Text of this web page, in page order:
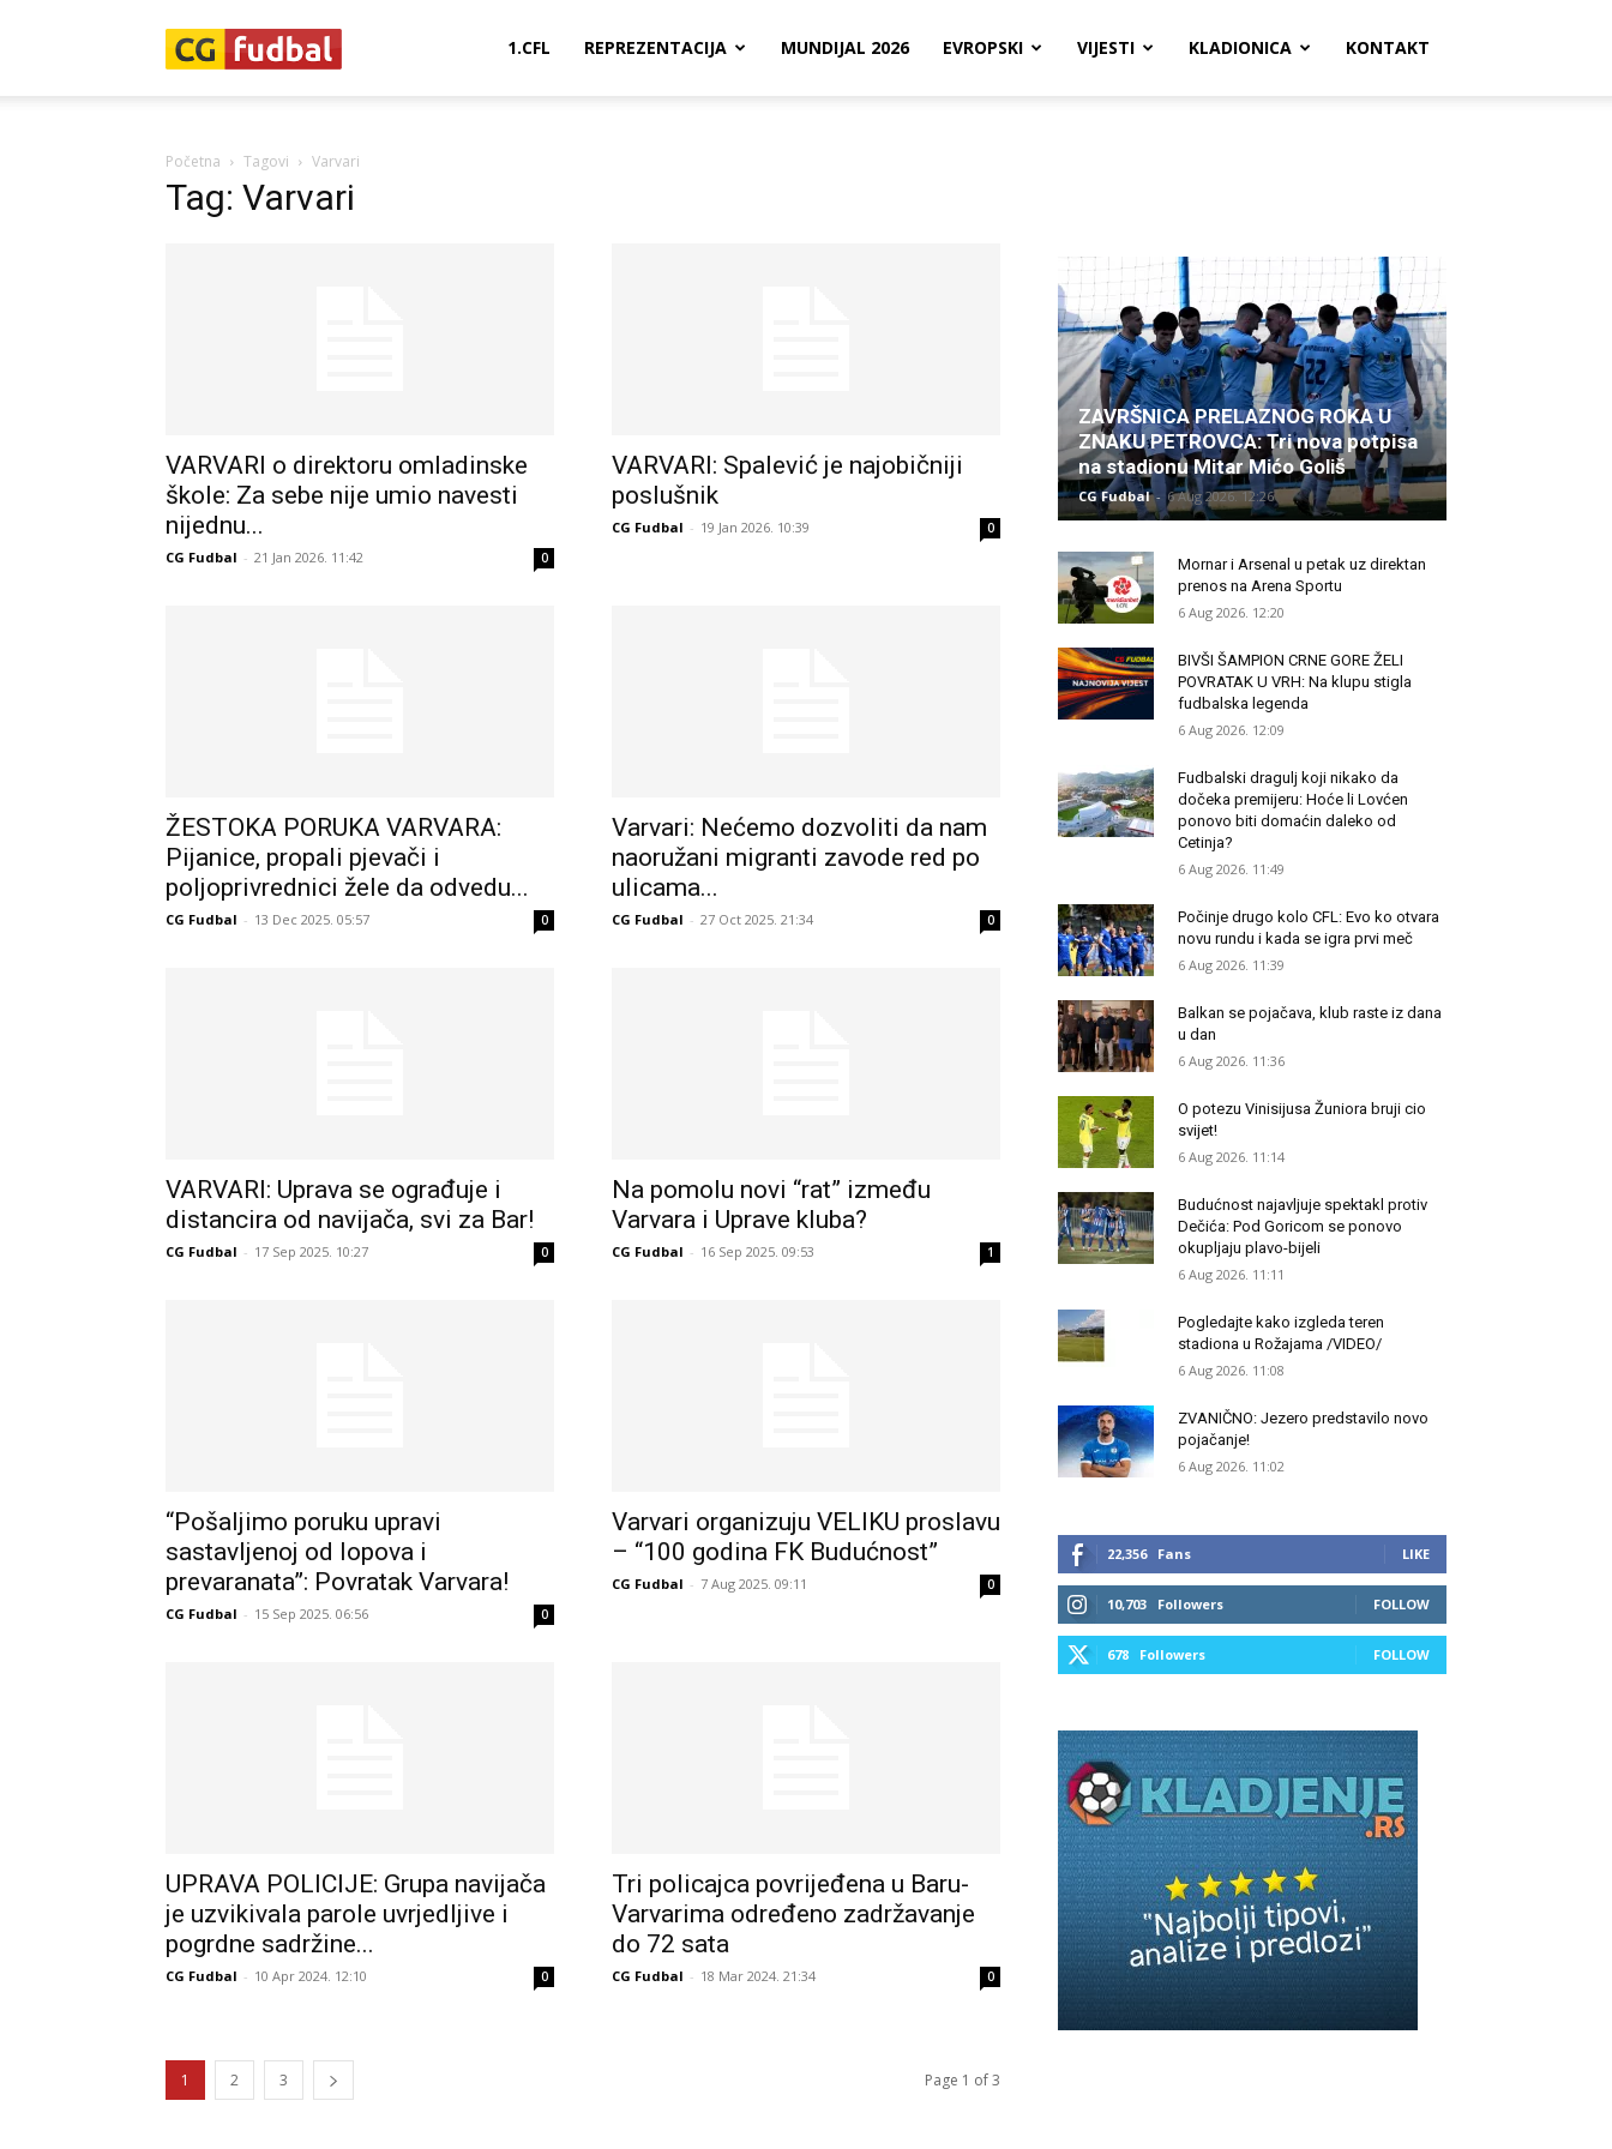
1.CFL REPREZENTACIJA MUNDIJAL 2026 EVROPSKI VIJESTI KLADIONICA KONTAKT
Početna Tagovi Varvari
Tag: Varvari
VARVARI o direktoru omladinske
škole: Za sebe nije umio navesti
nijednu...
CG Fudbal - 21 Jan 2026. 11:42 0
VARVARI: Spalević je najobičniji
poslušnik
CG Fudbal - 19 Jan 2026. 10:39 0
ŽESTOKA PORUKA VARVARA:
Pijanice, propali pjevači i
poljoprivrednici žele da odvedu...
CG Fudbal - 13 Dec 2025. 05:57 0
Varvari: Nećemo dozvoliti da nam
naoružani migranti zavode red po
ulicama...
CG Fudbal - 27 Oct 2025. 21:34 0
VARVARI: Uprava se ograđuje i
distancira od navijača, svi za Bar!
CG Fudbal - 17 Sep 2025. 10:27 0
Na pomolu novi “rat” između
Varvara i Uprave kluba?
CG Fudbal - 16 Sep 2025. 09:53 1
“Pošaljimo poruku upravi
sastavljenoj od lopova i
prevaranata”: Povratak Varvara!
CG Fudbal - 15 Sep 2025. 06:56 0
Varvari organizuju VELIKU proslavu
– “100 godina FK Budućnost”
CG Fudbal - 7 Aug 2025. 09:11 0
UPRAVA POLICIJE: Grupa navijača
je uzvikivala parole uvrjedljive i
pogrdne sadržine...
CG Fudbal - 10 Apr 2024. 12:10 0
Tri policajca povrijeđena u Baru-
Varvarima određeno zadržavanje
do 72 sata
CG Fudbal - 18 Mar 2024. 21:34 0
1 2 3 Page 1 of 3
ZAVRŠNICA PRELAZNOG ROKA U
ZNAKU PETROVCA: Tri nova potpisa
na stadionu Mitar Mićo Goliš
CG Fudbal - 6 Aug 2026. 12:26
Mornar i Arsenal u petak uz direktan
prenos na Arena Sportu
6 Aug 2026. 12:20
BIVŠI ŠAMPION CRNE GORE ŽELI
POVRATAK U VRH: Na klupu stigla
fudbalska legenda
6 Aug 2026. 12:09
Fudbalski dragulj koji nikako da
dočeka premijeru: Hoće li Lovćen
ponovo biti domaćin daleko od
Cetinja?
6 Aug 2026. 11:49
Počinje drugo kolo CFL: Evo ko otvara
novu rundu i kada se igra prvi meč
6 Aug 2026. 11:39
Balkan se pojačava, klub raste iz dana
u dan
6 Aug 2026. 11:36
O potezu Vinisijusa Žuniora bruji cio
svijet!
6 Aug 2026. 11:14
Budućnost najavljuje spektakl protiv
Dečića: Pod Goricom se ponovo
okupljaju plavo-bijeli
6 Aug 2026. 11:11
Pogledajte kako izgleda teren
stadiona u Rožajama /VIDEO/
6 Aug 2026. 11:08
ZVANIČNO: Jezero predstavilo novo
pojačanje!
6 Aug 2026. 11:02
22,356 Fans LIKE
10,703 Followers FOLLOW
678 Followers FOLLOW